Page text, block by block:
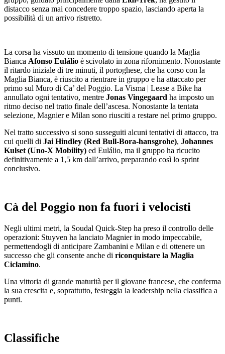
distacco senza mai concedere troppo spazio, lasciando aperta la
possibilità di un arrivo ristretto.
La corsa ha vissuto un momento di tensione quando la Maglia
Bianca Afonso Eulálio è scivolato in zona rifornimento. Nonostante
il ritardo iniziale di tre minuti, il portoghese, che ha corso con la
Maglia Bianca, è riuscito a rientrare in gruppo e ha attaccato per
primo sul Muro di Ca’ del Poggio. La Visma | Lease a Bike ha
annullato ogni tentativo, mentre Jonas Vingegaard ha imposto un
ritmo deciso nel tratto finale dell’ascesa. Nonostante la tentata
selezione, Magnier e Milan sono riusciti a restare nel primo gruppo.
Nel tratto successivo si sono susseguiti alcuni tentativi di attacco, tra
cui quelli di Jai Hindley (Red Bull-Bora-hansgrohe), Johannes
Kulset (Uno-X Mobility) ed Eulálio, ma il gruppo ha ricucito
definitivamente a 1,5 km dall’arrivo, preparando così lo sprint
conclusivo.
Cà del Poggio non fa fuori i velocisti
Negli ultimi metri, la Soudal Quick-Step ha preso il controllo delle
operazioni: Stuyven ha lanciato Magnier in modo impeccabile,
permettendogli di anticipare Zambanini e Milan e di ottenere un
successo che gli consente anche di riconquistare la Maglia
Ciclamino.
Una vittoria di grande maturità per il giovane francese, che conferma
la sua crescita e, soprattutto, festeggia la leadership nella classifica a
punti.
Classifiche